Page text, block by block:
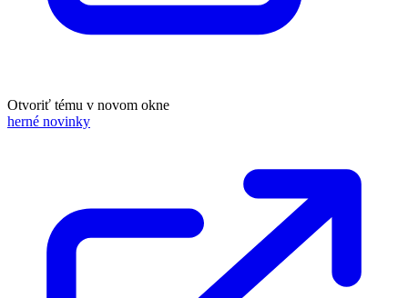
Otvoriť tému v novom okne
herné novinky